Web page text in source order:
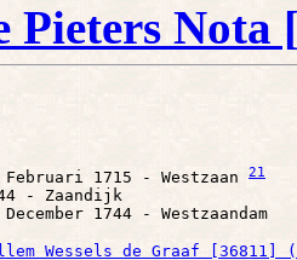
Pieters Nota
1715 - Westzaan
21
- Zaandijk
Wessels de Graaf [36811]